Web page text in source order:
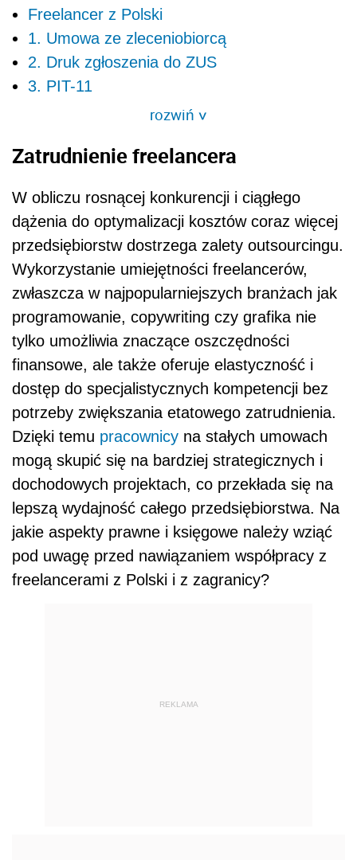
Freelancer z Polski
1. Umowa ze zleceniobiorcą
2. Druk zgłoszenia do ZUS
3. PIT-11
rozwiń>
Zatrudnienie freelancera
W obliczu rosnącej konkurencji i ciągłego
dążenia do optymalizacji kosztów coraz więcej
przedsiębiorstw dostrzega zalety outsourcingu.
Wykorzystanie umiejętności freelancerów,
zwłaszcza w najpopularniejszych branżach jak
programowanie, copywriting czy grafika nie
tylko umożliwia znaczące oszczędności
finansowe, ale także oferuje elastyczność i
dostęp do specjalistycznych kompetencji bez
potrzeby zwiększania etatowego zatrudnienia.
Dzięki temu pracownicy na stałych umowach
mogą skupić się na bardziej strategicznych i
dochodowych projektach, co przekłada się na
lepszą wydajność całego przedsiębiorstwa. Na
jakie aspekty prawne i księgowe należy wziąć
pod uwagę przed nawiązaniem współpracy z
freelancerami z Polski i z zagranicy?
REKLAMA